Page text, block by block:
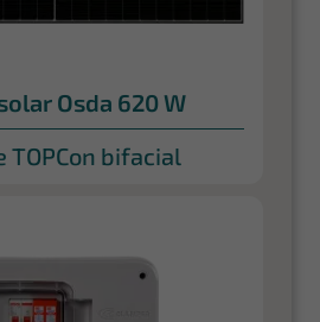
Osda 620 W
TOPCon bifacial